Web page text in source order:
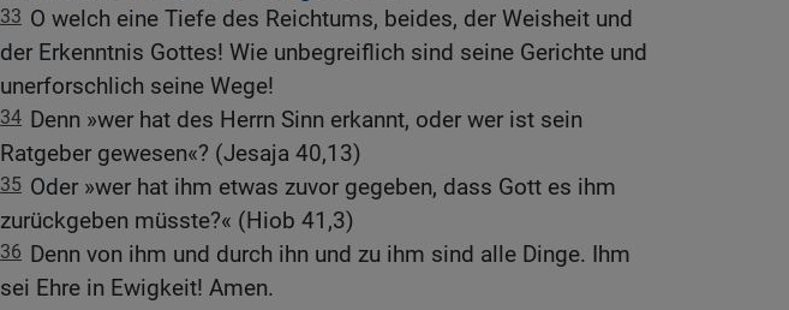
33 O welch eine Tiefe des Reichtums, beides, der Weisheit und
der Erkenntnis Gottes! Wie unbegreiflich sind seine Gerichte und
unerforschlich seine Wege!
34 Denn »wer hat des Herrn Sinn erkannt, oder wer ist sein
Ratgeber gewesen«? (Jesaja 40,13)
35 Oder »wer hat ihm etwas zuvor gegeben, dass Gott es ihm
zurückgeben müsste?« (Hiob 41,3)
36 Denn von ihm und durch ihn und zu ihm sind alle Dinge. Ihm
sei Ehre in Ewigkeit! Amen.